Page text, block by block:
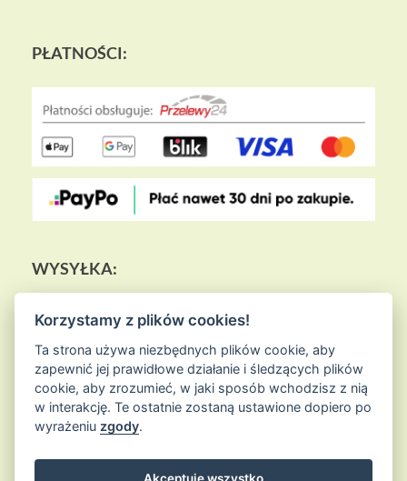
PŁATNOŚCI:
WYSYŁKA:
Korzystamy z plików cookies!
Ta strona używa niezbędnych plików cookie, aby
zapewnić jej prawidłowe działanie i śledzących plików
cookie, aby zrozumieć, w jaki sposób wchodzisz z nią
w interakcję. Te ostatnie zostaną ustawione dopiero po
wyrażeniu zgody.